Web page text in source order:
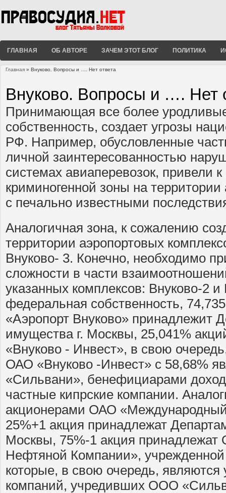
ГЛАВНАЯ ОБ АВТОРЕ ЗАЧЕМ ЭТОТ БЛОГ ПОЛИТИКА
Главная » Внуково. Вопросы и …. Нет ответа
Внуково. Вопросы и …. Нет
Принимающая все более
собственность, создает угрозы
РФ. Например, обусловленные
личной заинтересованностью
системах авиаперевозок, привели
криминогенной зоны на
с печально известными
Аналогичная зона, к сожалению
территории аэропортовых
Внуково- 3. Конечно, необходимо
сложности в части
указанных комплексов: Внуково-2
федеральная собственность,
«Аэропорт Внуково» принадлежит
имущества г. Москвы, 25,041%
«Внуково - Инвест», в свою
ОАО «Внуково -Инвест» с 58,68%
«Сильвани», бенефициарами
частные кипрские компании.
акционерами ОАО «Международный
25%+1 акция принадлежат
Москвы, 75%-1 акция
Нефтяной Компании»,
которые, в свою очередь, являются
компаний, учредивших ООО